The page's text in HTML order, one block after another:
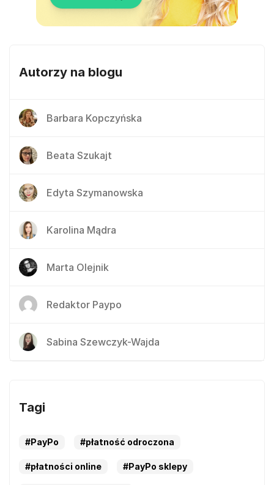
Autorzy na blogu
Barbara Kopczyńska
Beata Szukajt
Edyta Szymanowska
Karolina Mądra
Marta Olejnik
Redaktor Paypo
Sabina Szewczyk-Wajda
Tagi
#PayPo #płatność odroczona
#płatności online #PayPo sklepy